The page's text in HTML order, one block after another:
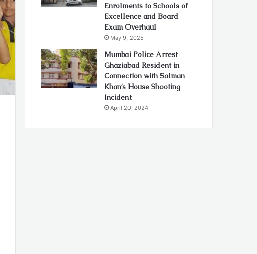
Enrolments to Schools of
Excellence and Board
Exam Overhaul
May 9, 2025
Mumbai Police Arrest
Ghaziabad Resident in
Connection with Salman
Khan’s House Shooting
Incident
April 20, 2024